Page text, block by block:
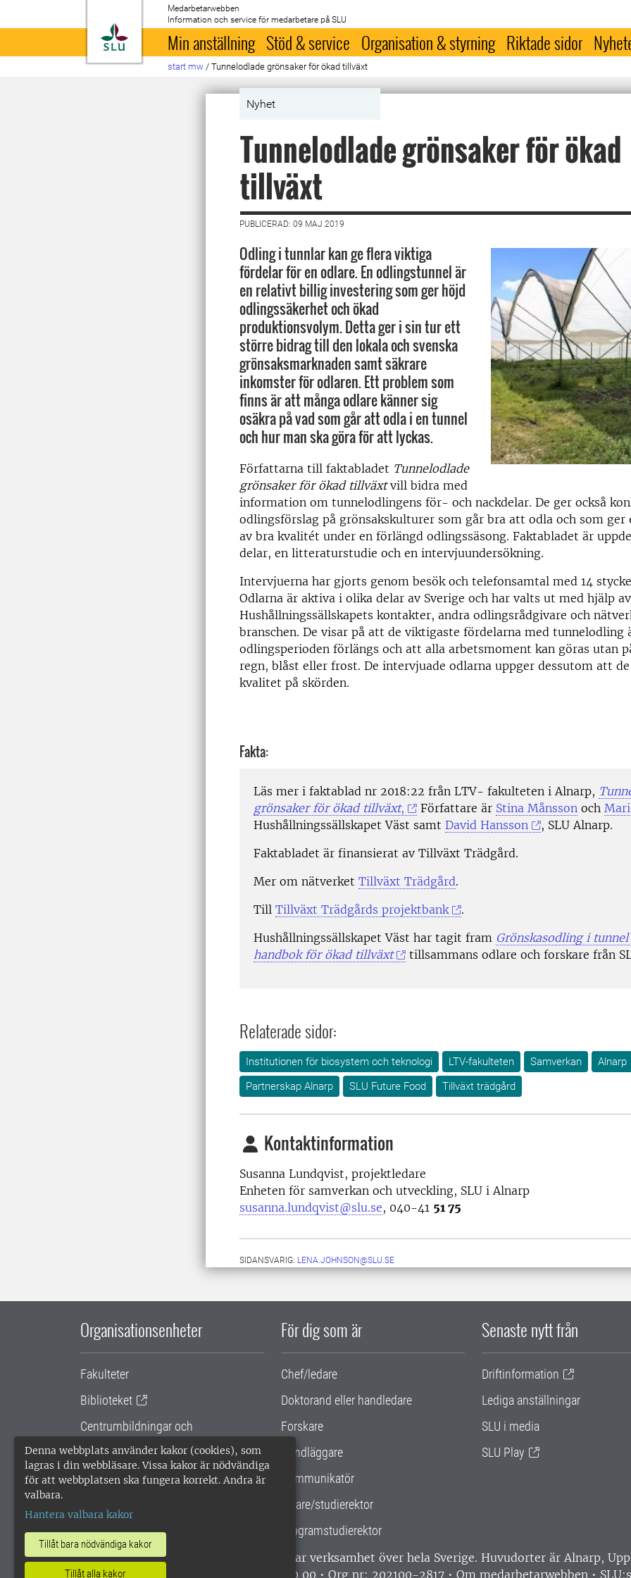
Denna webbplats använder kakor (cookies), som
lagras i din webbläsare. Vissa kakor är nödvändiga
för att webbplatsen ska fungera korrekt. Andra är
valbara.
Hantera valbara kakor
Tillåt bara nödvändiga kakor
Tillåt alla kakor
Till startsida
Medarbetarwebben
Information och service för medarbetare på SLU
Min anställning Stöd & service Organisation & styrning Riktade sidor
start mw / Tunnelodlade grönsaker för ökad tillväxt
Nyhet
Tunnelodlade grönsaker för ökad
tillväxt
PUBLICERAD: 09 MAJ 2019
Odling i tunnlar kan ge flera viktiga
fördelar för en odlare. En odlingstunnel är
en relativt billig investering som ger höjd
odlingssäkerhet och ökad
produktionsvolym. Detta ger i sin tur ett
större bidrag till den lokala och svenska
grönsaksmarknaden samt säkrare
inkomster för odlaren. Ett problem som
finns är att många odlare känner sig
osäkra på vad som går att odla i en tunnel
och hur man ska göra för att lyckas.
Författarna till faktabladet Tunnelodlade
grönsaker för ökad tillväxtvill bidra med
information om tunnelodlingens för- och nackdelar. De ger också
odlingsförslag på grönsakskulturer som går bra att odla och som ger
av bra kvalitét under en förlängd odlingssäsong. Faktabladet är
delar, en litteraturstudie och en intervjuundersökning.
Intervjuerna har gjorts genom besök och telefonsamtal med 14
Odlarna är aktiva i olika delar av Sverige och har valts ut med hjälp av
Hushållningssällskapets kontakter, andra odlingsrådgivare och
branschen. De visar på att de viktigaste fördelarna med tunnelodling
odlingsperioden förlängs och att alla arbetsmoment kan göras utan
regn, blåst eller frost. De intervjuade odlarna uppger dessutom att
kvalitet på skörden.
Fakta:
Läs mer i faktablad nr 2018:22 från LTV- fakulteten i Alnarp,
grönsaker för ökad tillväxt, Författare är Stina Månsson och
Hushållningssällskapet Väst samt David Hansson
, SLU Alnarp.
Faktabladet är finansierat av Tillväxt Trädgård.
Mer om nätverket Tillväxt Trädgård.
Till Tillväxt Trädgårds projektbank
.
Hushållningssällskapet Väst har tagit fram Grönskasodling i
handbok för ökad tillväxt
tillsammans odlare och forskare från
Relaterade sidor:
Institutionen för biosystem och teknologi LTV-fakulteten Samverkan
Alnarp
Partnerskap Alnarp
SLU Future Food Tillväxt trädgård
Kontaktinformation
Susanna Lundqvist, projektledare
Enheten för samverkan och utveckling, SLU i Alnarp
susanna.lundqvist@slu.se, 040-41 51 75
SIDANSVARIG: LENA.JOHNSON@SLU.SE
Organisationsenheter
Fakulteter
Biblioteket
Centrumbildningar och
samarbetsprojekt
Gemensamma verksamhetsstödet
För dig som är
Chef/ledare
Doktorand eller handledare
Forskare
Handläggare
Kommunikatör
Lärare/studierektor
Programstudierektor
Senaste nytt från
Driftinformation
Lediga anställningar
SLU i media
SLU Play
SLU, Sveriges lantbruksuniversitet, har verksamhet över hela Sverige. Huvudorter är Alnarp,
enligt ISO 14001. •
Telefon: 018-67 10 00 • Org nr: 202100-2817 • Om medarbetarwebben •